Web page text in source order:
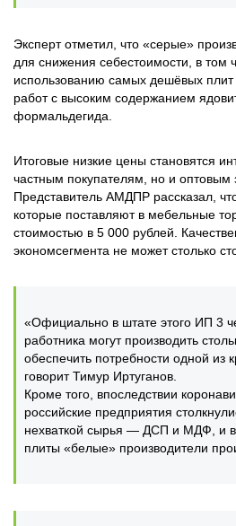
Эксперт отметил, что «серые»
для снижения себестоимости, в том
использованию самых дешёвых
работ с высоким содержанием
формальдегида.
Итоговые низкие цены становятся
частным покупателям, но и оптовым
Представитель АМДПР рассказал,
которые поставляют в мебельные
стоимостью в 5 000 рублей.
экономсегмента не может столько
«Официально в штате этого ИП 3
работника могут производить
обеспечить потребности одной
говорит Тимур Иртуганов.
Кроме того, впоследствии
российские предприятия
нехваткой сырья — ДСП и МДФ, и
плиты «белые» производители